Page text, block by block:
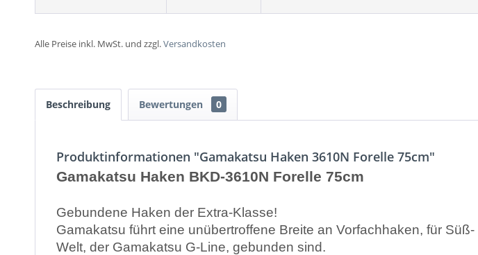
Alle Preise inkl. MwSt. und zzgl.Versandkosten
Beschreibung Bewertungen 0
Produktinformationen "Gamakatsu Haken 3610N Forelle 75cm"
Gamakatsu Haken BKD-3610N Forelle 75cm
Gebundene Haken der Extra-Klasse!
Gamakatsu führt eine unübertroffene Breite an Vorfachhaken, für
Welt, der Gamakatsu G-Line, gebunden sind.